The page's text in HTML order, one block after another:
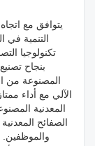
التنمية في
تكنولوجيا
بنجاح
المصنوعة من
الآلي مع أداء
المعدنية
الصفائح